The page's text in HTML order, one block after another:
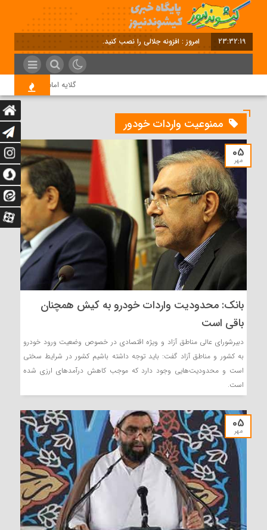
23:32:19 امروز : افزونه جلالی را نصب کنید.
گلایه امام جمعه کیش
ممنوعیت واردات خودور
05
مهر
بانک: محدودیت واردات خودرو به کیش همچنان
باقی است
دبیرشورای عالی مناطق آزاد و ویژه اقتصادی در خصوص وضعیت ورود خودرو
به کشور و مناطق آزاد گفت: باید توجه داشته باشیم کشور در شرایط سختی
است و محدودیت‌هایی وجود دارد که موجب کاهش درآمدهای ارزی شده
است.
05
مهر